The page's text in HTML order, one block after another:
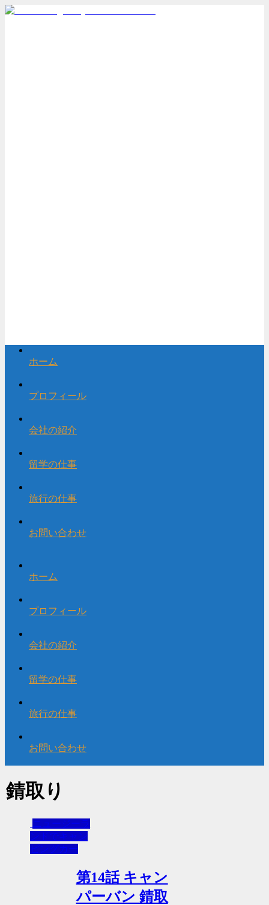
ホーム
プロフィール
会社の紹介
留学の仕事
旅行の仕事
お問い合わせ
ホーム
プロフィール
会社の紹介
留学の仕事
旅行の仕事
お問い合わせ
錆取り
ニュージーラ
ンドでキャン
ピングカー
第14話 キャン
パーバン 錆取